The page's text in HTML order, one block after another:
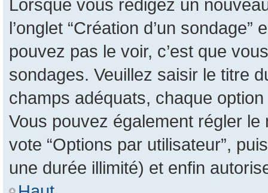
Lorsque vous rédigez un
l’onglet “Création d’un
pouvez pas le voir, c’est que
sondages. Veuillez saisir le titre
champs adéquats, chaque
Vous pouvez également régler
vote “Options par utilisateur”,
une durée illimité) et enfin